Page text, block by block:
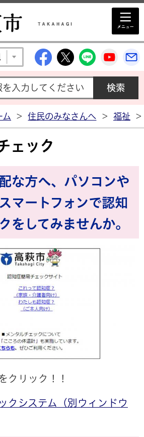
高萩市公式
高萩市公式X
高萩市
高
ム > 住民のみなさんへ > 福祉 >
ェック
な方へ、パソコンや
マートフォンで認知
をしてみませんか。
クリック！！
クシステム（別ウィンドウ